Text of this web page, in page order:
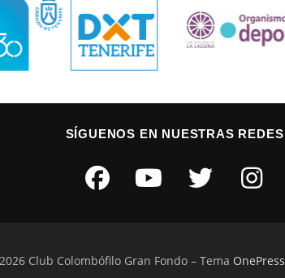
SÍGUENOS EN NUESTRAS REDES
Club Colombófilo Gran Fondo – Tema OnePress